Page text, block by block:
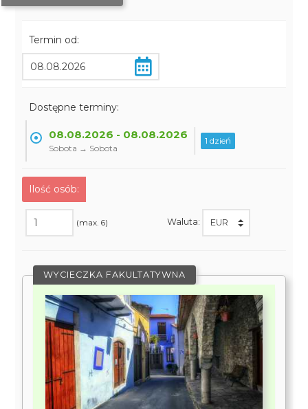
Termin od:
Dostępne terminy:
08.08.2026 - 08.08.2026
Sobota → Sobota
1 dzień
Ilość osób:
(max. 6) Waluta:
WYCIECZKA FAKULTATYWNA